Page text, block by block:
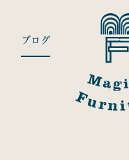
ブログ